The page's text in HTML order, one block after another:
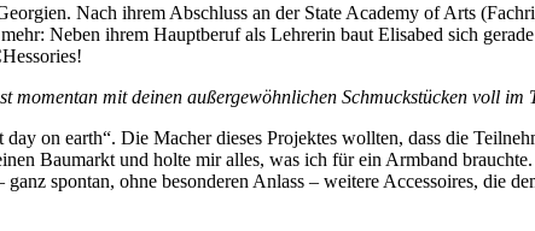
Nach ihrem Abschluss an der State Academy of Arts
Neben ihrem Hauptberuf als Lehrerin baut Elisabed sich
mit deinen außergewöhnlichen Schmuckstücken voll
on earth“. Die Macher dieses Projektes wollten, dass die
Baumarkt und holte mir alles, was ich für ein Armband
spontan, ohne besonderen Anlass – weitere Accessoires, die